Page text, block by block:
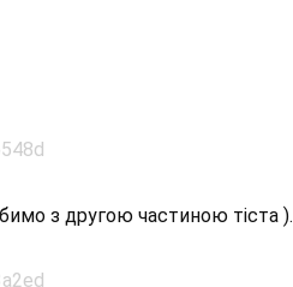
з другою частиною тіста ).